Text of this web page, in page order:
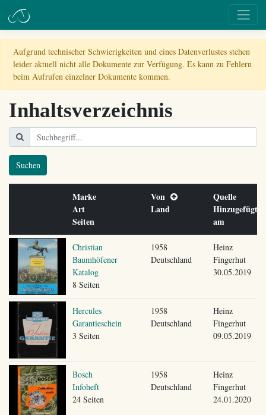
Aufgrund technischer Schwierigkeiten und eines Datenverlustes stehen
leider aktuell nicht alle Dokumente zur Verfügung. Es kann zu Fehlern
beim Aufrufen einzelner Dokumente kommen.
Inhaltsverzeichnis
Suchen
Marke
Art
Seiten
Von
Land
Quelle
Hinzugefügt
am
Christian
Baumhöfener
Katalog
8 Seiten
1958
Deutschland
Heinz
Fingerhut
30.05.2019
Hercules
Garantieschein
3 Seiten
1958
Deutschland
Heinz
Fingerhut
09.05.2019
Bosch
Infoheft
24 Seiten
1958
Deutschland
Heinz
Fingerhut
24.01.2020